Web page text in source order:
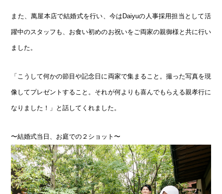
また、萬屋本店で結婚式を行い、今はDaiyuの人事採用担当として活
躍中のスタッフも、お食い初めのお祝いをご両家の親御様と共に行い
ました。
「こうして何かの節目や記念日に両家で集まること。撮った写真を現
像してプレゼントすること。それが何よりも喜んでもらえる親孝行に
なりました！」と話してくれました。
〜結婚式当日、お庭での２ショット〜